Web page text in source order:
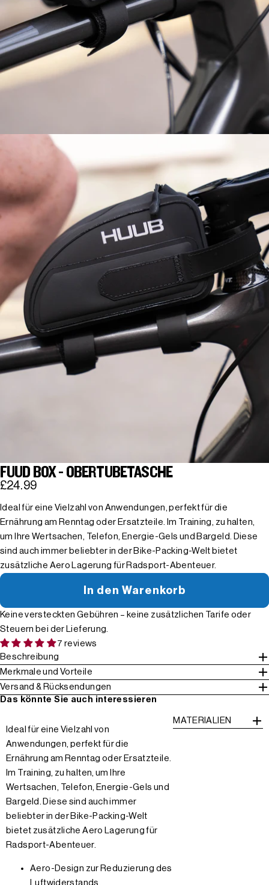
FUUD BOX - OBERTUBETASCHE
£24.99
Ideal für eine Vielzahl von Anwendungen, perfekt für die
Ernährung am Renntag oder Ersatzteile. Im Training, zu halten,
um Ihre Wertsachen, Telefon, Energie-Gels und Bargeld. Diese
sind auch immer beliebter in der Bike-Packing-Welt bietet
zusätzliche Aero Lagerung für Radsport-Abenteuer.
In den Warenkorb
Keine versteckten Gebühren – keine zusätzlichen Tarife oder
Steuern bei der Lieferung.
7 reviews
Beschreibung
Merkmale und Vorteile
Versand & Rücksendungen
Das könnte Sie auch interessieren
Ideal für eine Vielzahl von
Anwendungen, perfekt für die
Ernährung am Renntag oder Ersatzteile.
Im Training, zu halten, um Ihre
Wertsachen, Telefon, Energie-Gels und
Bargeld. Diese sind auch immer
beliebter in der Bike-Packing-Welt
bietet zusätzliche Aero Lagerung für
Radsport-Abenteuer.
Aero-Design zur Reduzierung des
Luftwiderstands.
MATERIALIEN